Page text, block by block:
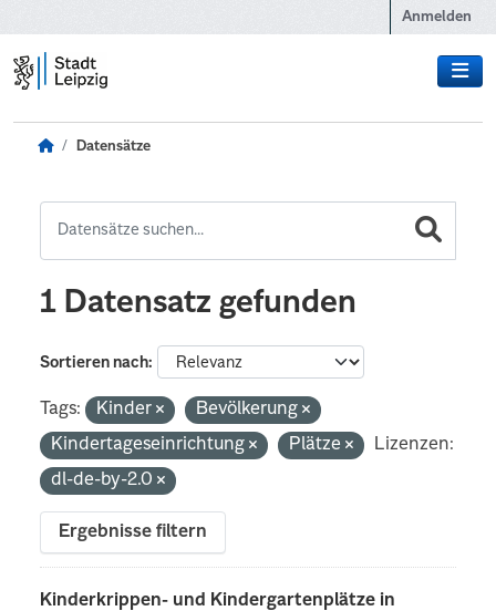
Anmelden
Datensätze
1 Datensatz gefunden
Sortieren nach
Tags: Kinder
Bevölkerung
Kindertageseinrichtung
Plätze
Lizenzen:
dl-de-by-2.0
Ergebnisse filtern
Kinderkrippen- und Kindergartenplätze in